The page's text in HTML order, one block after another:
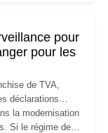
pour
pour les
de TVA,
déclarations…
la modernisation
Si le régime de